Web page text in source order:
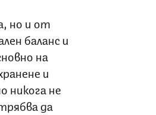
но и от
баланс и
на
и
никога не
да